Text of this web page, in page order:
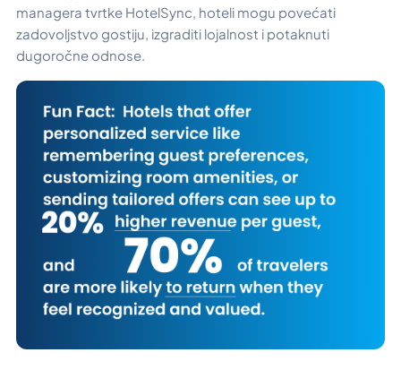
managera tvrtke HotelSync, hoteli mogu povećati
zadovoljstvo gostiju, izgraditi lojalnost i potaknuti
dugoročne odnose.